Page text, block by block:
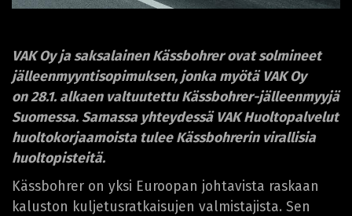
VAK Oy ja saksalainen Kässbohrer ovat solmineet
jälleenmyyntisopimuksen, jonka myötä VAK Oy
on 28.1. alkaen valtuutettu Kässbohrer-jälleenmyyjä
Suomessa. Samassa yhteydessä VAK Huoltopalvelut
huoltokorjaamoista tulee Kässbohrerin virallisia
huoltopisteitä.
Kässbohrer on yksi Euroopan johtavista raskaan
kaluston kuljetusratkaisujen valmistajista. Sen